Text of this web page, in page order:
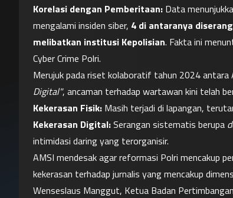
Korelasi dengan Pemberitaan: Data
mengalami insiden siber, 4 di antaranya
melibatkan institusi Kepolisian. Fakta ini
Cyber Crime Polri.
Merujuk pada riset kolaboratif tahun 2024 antara
Digital", ancaman terhadap wartawan kini telah
Kekerasan Fisik: Masih terjadi di lapangan,
Kekerasan Digital: Serangan sistematis berupa
intimidasi daring yang terorganisir.
AMSI mendesak agar reformasi Polri mencakup
kekerasan terhadap jurnalis yang mencakup
Wenseslaus Manggut, Ketua Badan